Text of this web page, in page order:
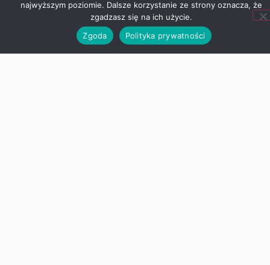
Zebranie organizacyjne dla Rodziców
dzieci z oddziałów przedszkolnych